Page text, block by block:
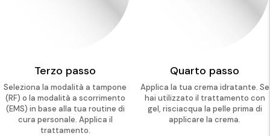
Terzo passo
Seleziona la modalità a tampone
(RF) o la modalità a scorrimento
(EMS) in base alla tua routine di
cura personale. Applica il
trattamento.
Quarto passo
Applica la tua crema idratante. Se
hai utilizzato il trattamento con
gel, risciacqua la pelle prima di
applicare la crema.